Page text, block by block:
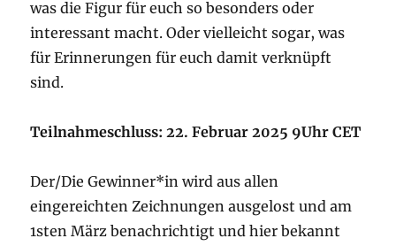
was die Figur für euch so besonders oder
interessant macht. Oder vielleicht sogar, was
für Erinnerungen für euch damit verknüpft
sind.
Teilnahmeschluss: 22. Februar 2025 9Uhr CET
Der/Die Gewinner*in wird aus allen
eingereichten Zeichnungen ausgelost und am
1sten März benachrichtigt und hier bekannt